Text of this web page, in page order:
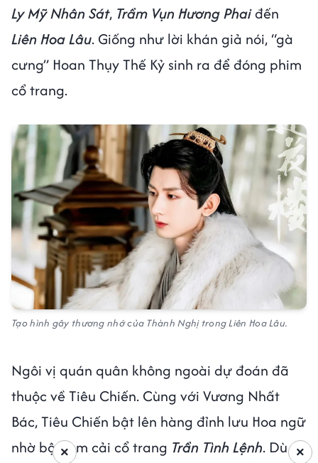
Ly Mỹ Nhân Sát, Trầm Vụn Hương Phaiđến
Liên Hoa Lâu. Giống như lời khán giả nói, “gà
cưng” Hoan Thụy Thế Kỷ sinh ra để đóng phim
cổ trang.
Tạo hình gây thương nhớ của Thành Nghị trong Liên Hoa Lâu.
Ngôi vị quán quân không ngoài dự đoán đã
thuộc về Tiêu Chiến. Cùng với Vương Nhất
Bác, Tiêu Chiến bật lên hàng đỉnh lưu Hoa ngữ
nhờ bộ đam cải cổ trang Trần Tình Lệnh. Dù ×
×